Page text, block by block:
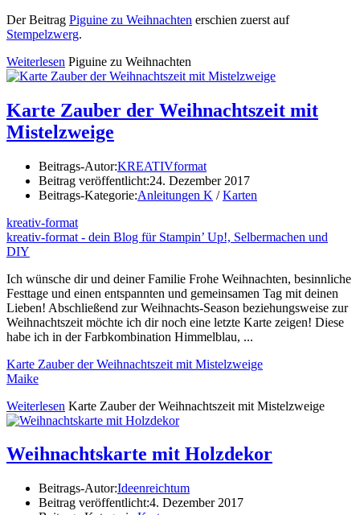
Der Beitrag Piguine zu Weihnachten erschien zuerst auf
Stempelzwerg.
Weiterlesen Piguine zu Weihnachten
Karte Zauber der Weihnachtszeit mit
Mistelzweige
Beitrags-Autor:KREATIVformat
Beitrag veröffentlicht:24. Dezember 2017
Beitrags-Kategorie:Anleitungen K / Karten
kreativ-format
kreativ-format - dein Blog für Stampin’ Up!, Selbermachen und
DIY
Ich wünsche dir und deiner Familie Frohe Weihnachten, besinnliche
Festtage und einen entspannten und gemeinsamen Tag mit deinen
Lieben! Abschließend zur Weihnachts-Season beziehungsweise zur
Weihnachtszeit möchte ich dir noch eine letzte Karte zeigen! Diese
habe ich in der Farbkombination Himmelblau, ...
Karte Zauber der Weihnachtszeit mit Mistelzweige
Maike
Weiterlesen Karte Zauber der Weihnachtszeit mit Mistelzweige
Weihnachtskarte mit Holzdekor
Beitrags-Autor:Ideenreichtum
Beitrag veröffentlicht:4. Dezember 2017